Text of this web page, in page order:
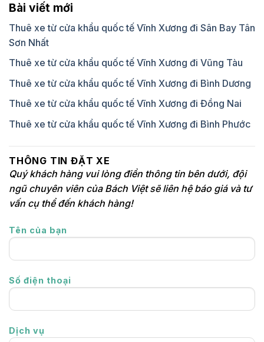
Bài viết mới
Thuê xe từ cửa khẩu quốc tế Vĩnh Xương đi Sân Bay Tân
Sơn Nhất
Thuê xe từ cửa khẩu quốc tế Vĩnh Xương đi Vũng Tàu
Thuê xe từ cửa khẩu quốc tế Vĩnh Xương đi Bình Dương
Thuê xe từ cửa khẩu quốc tế Vĩnh Xương đi Đồng Nai
Thuê xe từ cửa khẩu quốc tế Vĩnh Xương đi Bình Phước
THÔNG TIN ĐẶT XE
Quý khách hàng vui lòng điền thông tin bên dưới, đội
ngũ chuyên viên của Bách Việt sẽ liên hệ báo giá và tư
vấn cụ thể đến khách hàng!
Tên của bạn
Số điện thoại
Dịch vụ